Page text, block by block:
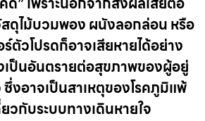
สดุไม้บวมพอง ผนังลอกล่อน หรือ
ตัวโปรดก็อาจเสียหายได้อย่าง
เป็นอันตรายต่อสุขภาพของผู้อยู่
ซึ่งอาจเป็นสาเหตุของโรคภูมิแพ้
ยวกับระบบทางเดินหายใจ